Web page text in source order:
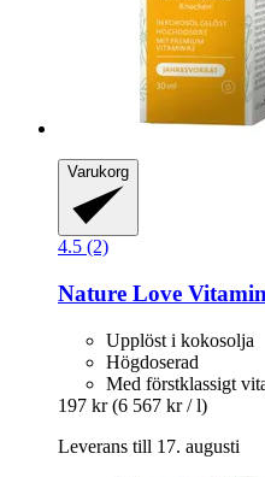
Varukorg
4.5 (2)
Nature Love
Upplöst i kokosolja
Högdoserad
Med förstklassigt
197 kr (6 567 kr / l)
Leverans till 17. augusti